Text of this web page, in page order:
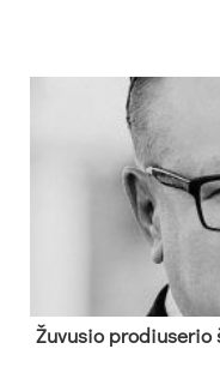
Žu­vu­sio pro­diu­se­rio